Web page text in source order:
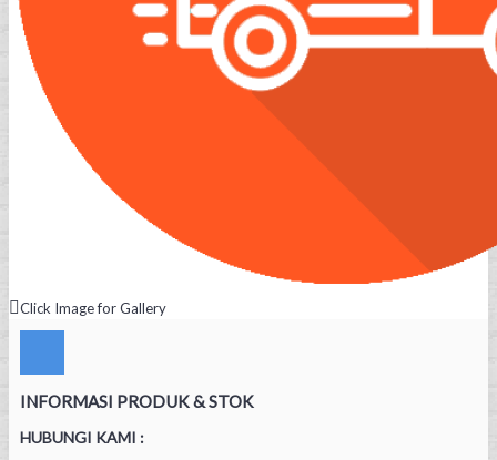
Click Image for Gallery
INFORMASI PRODUK & STOK
HUBUNGI KAMI :